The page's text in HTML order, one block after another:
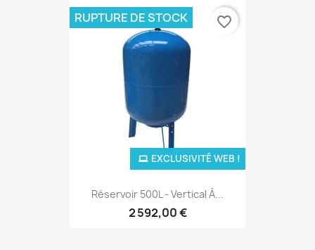
Réservoir 500L - Vertical À...
2 592,00 €
EXCLUSIVITÉ WEB !
RUPTURE DE STOCK favorite_border